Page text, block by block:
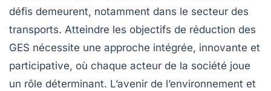
défis demeurent, notamment dans le secteur des
transports. Atteindre les objectifs de réduction des
GES nécessite une approche intégrée, innovante et
participative, où chaque acteur de la société joue
un rôle déterminant. L’avenir de l’environnement et